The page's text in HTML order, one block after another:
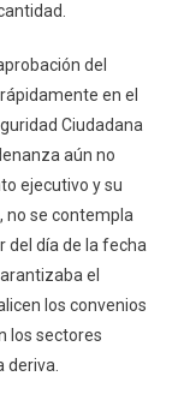
del
en el
Ciudadana
aún no
ejecutivo y su
no se contempla
del día de la fecha
el
los convenios
los sectores
deriva.